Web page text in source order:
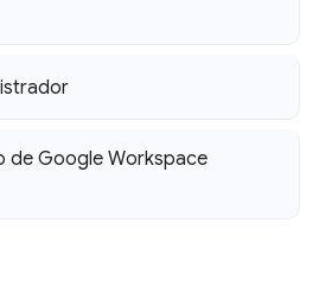
de Google Workspace